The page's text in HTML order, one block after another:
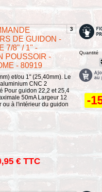
3
DE GUIDON -
7/8" / 1" -
POUSSOIR -
- 80919
et/ou 1" (25,40mm). Le
CNC 2
Pour guidon 22,2 et 25,4
50mA Largeur 12
ou à l'intérieur du guidon
€ TTC
Quantité
-